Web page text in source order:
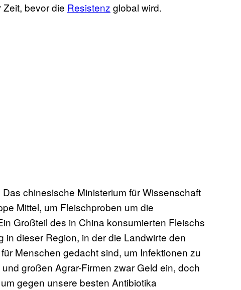
bevor die Resistenz global wird.
chinesische Ministerium für Wissenschaft
Mittel, um Fleischproben um die
Großteil des in China konsumierten Fleischs
dieser Region, in der die Landwirte den
Menschen gedacht sind, um Infektionen zu
großen Agrar-Firmen zwar Geld ein, doch
gegen unsere besten Antibiotika